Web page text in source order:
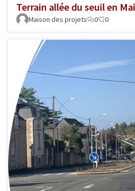
Terrain allée du seuil en
Maison des projets 0 0